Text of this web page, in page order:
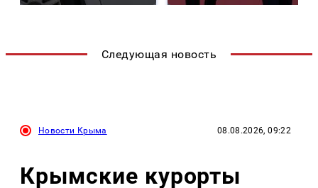
Следующая новость
Новости Крыма 08.08.2026, 09:22
Крымские курорты